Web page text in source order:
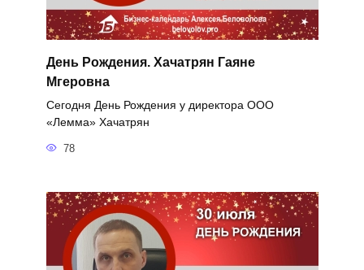
День Рождения. Хачатрян Гаяне
Мгеровна
Сегодня День Рождения у директора ООО
«Лемма» Хачатрян
78